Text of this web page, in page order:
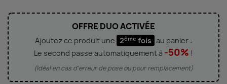
OFFRE DUO ACTIVÉE
Ajoutez ce produit une 2ème fois au panier :
Le second passe automatiquement à -50% !
(Idéal en cas d'erreur de pose ou pour remplacement)